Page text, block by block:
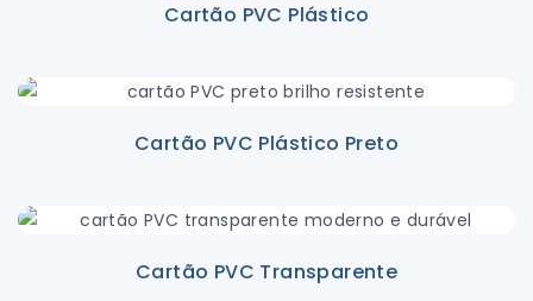
Cartão PVC Plástico
Cartão PVC Plástico Preto
Cartão PVC Transparente